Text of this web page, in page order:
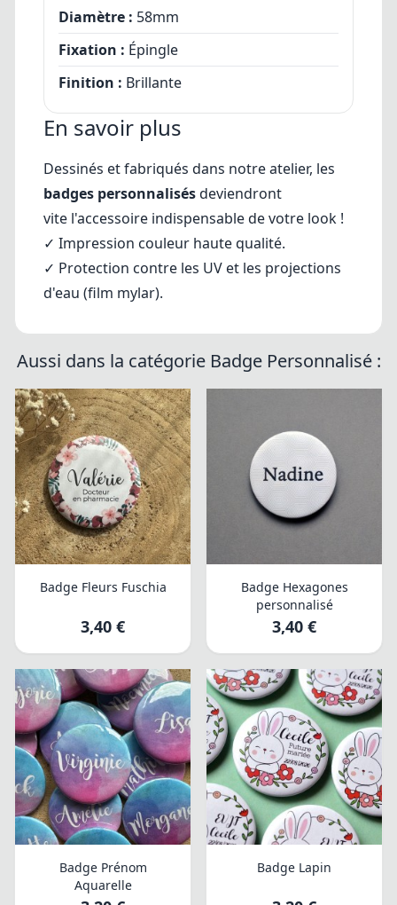
En savoir plus
Dessinés et fabriqués dans notre atelier, les
badges personnalisésdeviendront
vite l'accessoire indispensable de votre look !
✓ Impression couleur haute qualité.
✓ Protection contre les UV et les projections
d'eau (film mylar).
Diamètre : 58mm
Fixation : Épingle
Finition : Brillante
Aussi dans la catégorie Badge Personnalisé :
Badge Fleurs Fuschia
3,40 €
Badge Hexagones
personnalisé
3,40 €
Badge Prénom
Aquarelle
Badge Lapin